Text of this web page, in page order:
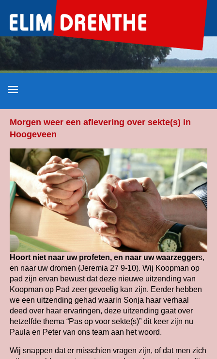
naar
inhoud
Morgen weer een aflevering over sekte(s) in
Hoogeveen
Hoort niet naar uw profeten, en naar uw waarzeggers,
en naar uw dromen (Jeremia 27 9-10). Wij Koopman op
pad zijn ervan bewust dat deze nieuwe uitzending van
Koopman op Pad zeer gevoelig kan zijn. Eerder hebben
we een uitzending gehad waarin Sonja haar verhaal
deed over haar ervaringen, deze uitzending gaat over
hetzelfde thema “Pas op voor sekte(s)” dit keer zijn nu
Paula en Peter van ons team aan het woord.
Wij snappen dat er misschien vragen zijn, of dat men zich